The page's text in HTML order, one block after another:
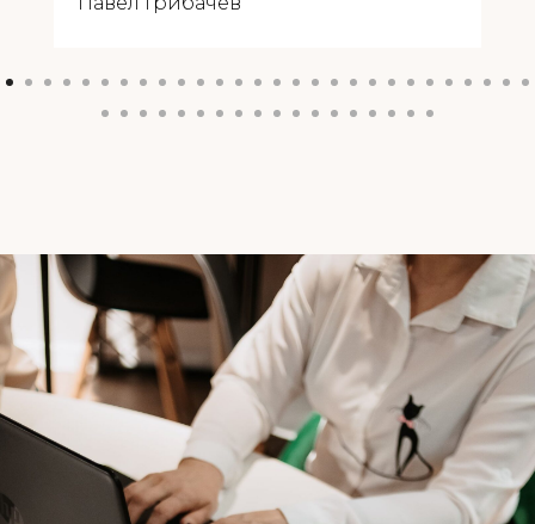
ведется работа по руководителю
отдела продаж.